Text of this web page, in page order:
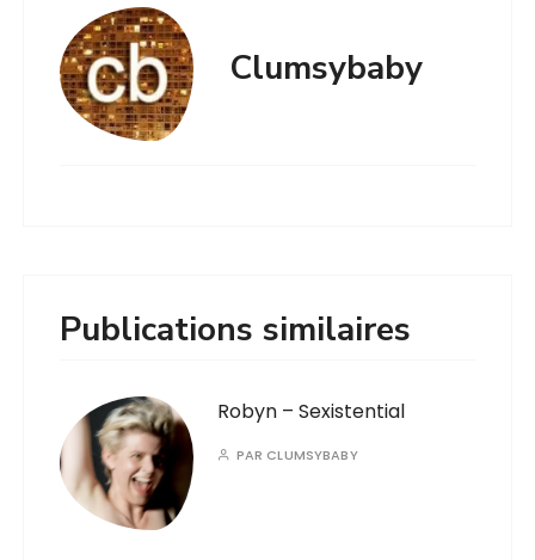
Clumsybaby
Publications similaires
Robyn – Sexistential
PAR CLUMSYBABY